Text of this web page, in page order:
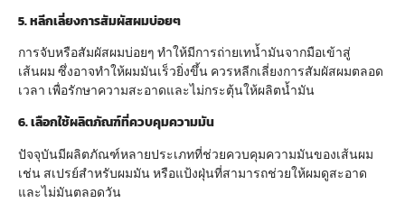
5. หลีกเลี่ยงการสัมผัสผมบ่อยๆ
การจับหรือสัมผัสผมบ่อยๆ ทำให้มีการถ่ายเทน้ำมันจากมือเข้าสู่
เส้นผม ซึ่งอาจทำให้ผมมันเร็วยิ่งขึ้น ควรหลีกเลี่ยงการสัมผัสผมตลอด
เวลา เพื่อรักษาความสะอาดและไม่กระตุ้นให้ผลิตน้ำมัน
6. เลือกใช้ผลิตภัณฑ์ที่ควบคุมความมัน
ปัจจุบันมีผลิตภัณฑ์หลายประเภทที่ช่วยควบคุมความมันของเส้นผม
เช่น สเปรย์สำหรับผมมัน หรือแป้งฝุ่นที่สามารถช่วยให้ผมดูสะอาด
และไม่มันตลอดวัน